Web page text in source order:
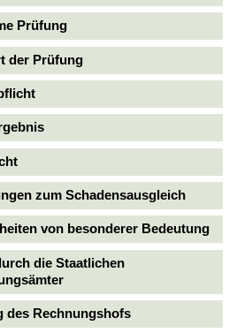
Prüfung
der Prüfung
zum Schadensausgleich
von besonderer Bedeutung
die Staatlichen
des Rechnungshofs